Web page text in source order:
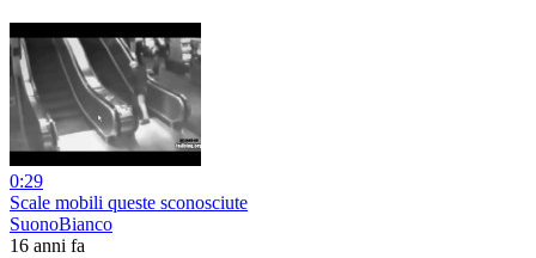
0:29
Scale mobili queste sconosciute
SuonoBianco
16 anni fa